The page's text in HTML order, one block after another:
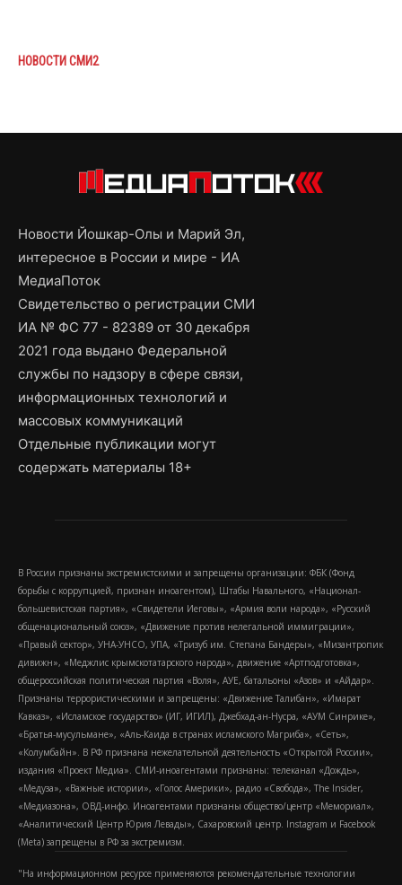
НОВОСТИ СМИ2
Новости Йошкар-Олы и Марий Эл,
интересное в России и мире - ИА
МедиаПоток
Свидетельство о регистрации СМИ
ИА № ФС 77 - 82389 от 30 декабря
2021 года выдано Федеральной
службы по надзору в сфере связи,
информационных технологий и
массовых коммуникаций
Отдельные публикации могут
содержать материалы 18+
В России признаны экстремистскими и запрещены организации: ФБК (Фонд
борьбы с коррупцией, признан иноагентом), Штабы Навального, «Национал-
большевистская партия», «Свидетели Иеговы», «Армия воли народа», «Русский
общенациональный союз», «Движение против нелегальной иммиграции»,
«Правый сектор», УНА-УНСО, УПА, «Тризуб им. Степана Бандеры», «Мизантропик
дивижн», «Меджлис крымскотатарского народа», движение «Артподготовка»,
общероссийская политическая партия «Воля», АУЕ, батальоны «Азов» и «Айдар».
Признаны террористическими и запрещены: «Движение Талибан», «Имарат
Кавказ», «Исламское государство» (ИГ, ИГИЛ), Джебхад-ан-Нусра, «АУМ Синрике»,
«Братья-мусульмане», «Аль-Каида в странах исламского Магриба», «Сеть»,
«Колумбайн». В РФ признана нежелательной деятельность «Открытой России»,
издания «Проект Медиа». СМИ-иноагентами признаны: телеканал «Дождь»,
«Медуза», «Важные истории», «Голос Америки», радио «Свобода», The Insider,
«Медиазона», ОВД-инфо. Иноагентами признаны общество/центр «Мемориал»,
«Аналитический Центр Юрия Левады», Сахаровский центр. Instagram и Facebook
(Metа) запрещены в РФ за экстремизм.
"На информационном ресурсе применяются рекомендательные технологии